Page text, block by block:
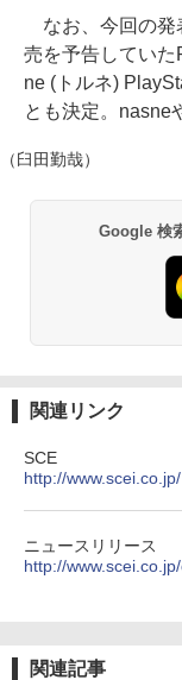
なお、今回の発
売を予告してい
ne (トルネ)
とも決定。nasne
（臼田勤哉）
Google 検
関連リンク
SCE
http://www.scei.co.jp/
ニュースリリース
http://
関連記事